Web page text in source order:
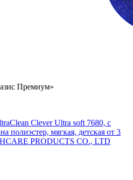
Премиум»
Clever Ultra soft 7680, с
полиэстер, мягкая, детская от 3
PRODUCTS CO., LTD